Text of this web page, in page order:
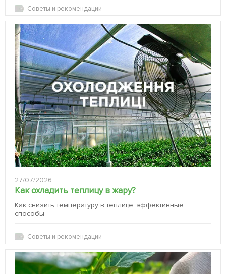
Советы и рекомендации
27/07/2026
Как охладить теплицу в жару?
Как снизить температуру в теплице: эффективные
способы
Советы и рекомендации